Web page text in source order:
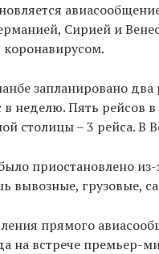
Сирией и
коронавирусом.
запланировано
в неделю. Пять рейсов
столицы – 3 рейса. В
приостановлено
вывозные, грузовые,
прямого
на встрече премьер-